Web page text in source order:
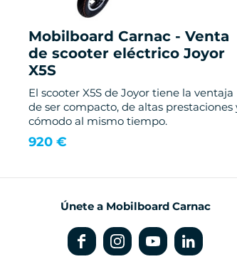
Mobilboard Carnac - Venta
de scooter eléctrico Joyor
X5S
El scooter X5S de Joyor tiene la ventaja
de ser compacto, de altas prestaciones
cómodo al mismo tiempo.
920 €
Únete a Mobilboard Carnac